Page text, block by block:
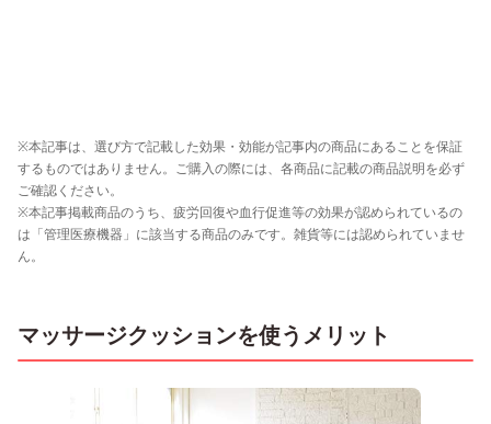
※本記事は、選び方で記載した効果・効能が記事内の商品にあることを保証
するものではありません。ご購入の際には、各商品に記載の商品説明を必ず
ご確認ください。
※本記事掲載商品のうち、疲労回復や血行促進等の効果が認められているの
は「管理医療機器」に該当する商品のみです。雑貨等には認められていませ
ん。
マッサージクッションを使うメリット